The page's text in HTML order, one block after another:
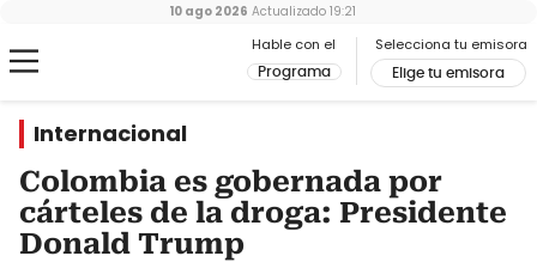
Hable con el
Programa
Selecciona tu emisora
Elige tu emisora
10 ago 2026 Actualizado 19:21
Internacional
Colombia es gobernada por
cárteles de la droga: Presidente
Donald Trump